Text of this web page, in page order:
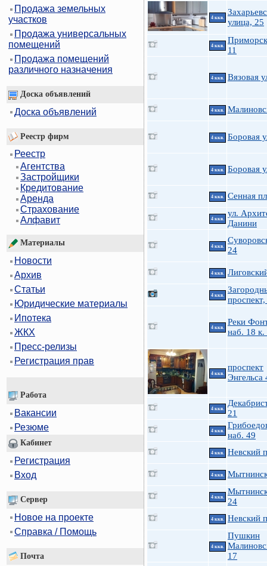
Продажа земельных
участков
Продажа универсальных
помещений
Продажа помещений
различного назначения
Доска объявлений
Доска объявлений
Реестр фирм
Реестр
Агентства
Застройщики
Кредитование
Аренда
Страхование
Алфавит
Материалы
Новости
Архив
Статьи
Юридические материалы
Ипотека
ЖКХ
Пресс-релизы
Регистрация прав
Работа
Вакансии
Резюме
Кабинет
Регистрация
Вход
Сервер
Новое на проекте
Справка / Помощь
Почта
4 ккв.
улица, 25
4 ккв.
11
4 ккв. Вязовая
4 ккв.
4 ккв. Боровая
4 ккв. Боровая
4 ккв. Сенная
4 ккв.
ул.
Данини
4 ккв.
24
4 ккв.
4 ккв.
4 ккв.
Реки
наб. 18 к.
4 ккв.
проспект
Энгельса
4 ккв.
21
4 ккв.
наб. 49
4 ккв. Невский
4 ккв.
4 ккв.
24
4 ккв. Невский
4 ккв.
Пушкин
17